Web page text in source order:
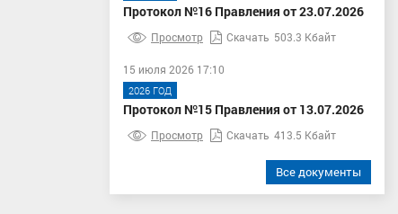
Протокол №16 Правления от 23.07.2026
Просмотр Скачать 503.3 Кбайт
15 июля 2026 17:10
2026 ГОД
Протокол №15 Правления от 13.07.2026
Просмотр Скачать 413.5 Кбайт
Все документы